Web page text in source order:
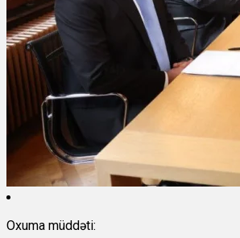
Oxuma müddəti: